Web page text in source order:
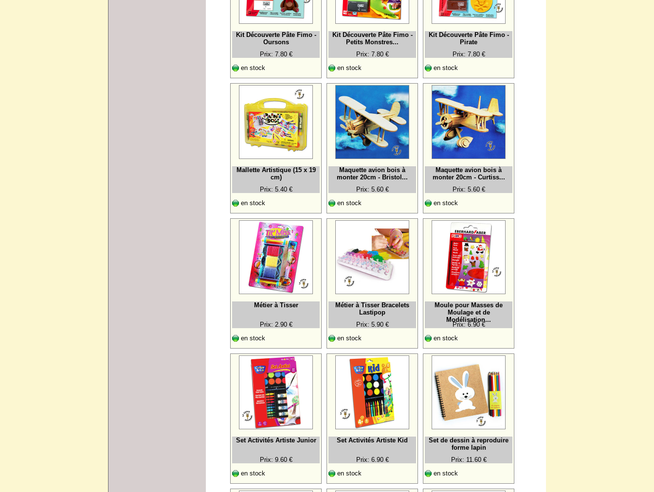
Kit Découverte Pâte Fimo -
Oursons
Prix: 7.80 €
en stock
Kit Découverte Pâte Fimo -
Petits Monstres...
Prix: 7.80 €
en stock
Kit Découverte Pâte Fimo -
Pirate
Prix: 7.80 €
en stock
Mallette Artistique (15 x 19
cm)
Prix: 5.40 €
en stock
Maquette avion bois à
monter 20cm - Bristol...
Prix: 5.60 €
en stock
Maquette avion bois à
monter 20cm - Curtiss...
Prix: 5.60 €
en stock
Métier à Tisser
Prix: 2.90 €
en stock
Métier à Tisser Bracelets
Lastipop
Prix: 5.90 €
en stock
Moule pour Masses de
Moulage et de
Modélisation...
Prix: 6.90 €
en stock
Set Activités Artiste Junior
Prix: 9.60 €
en stock
Set Activités Artiste Kid
Prix: 6.90 €
en stock
Set de dessin à reproduire
forme lapin
Prix: 11.60 €
en stock